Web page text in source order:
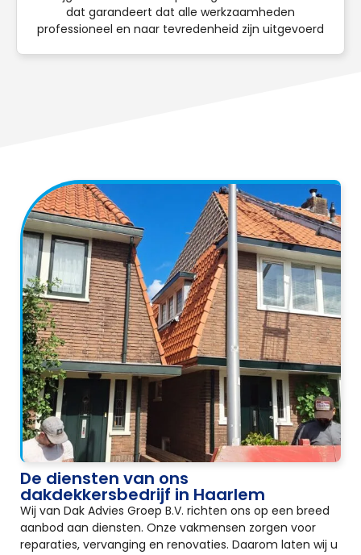
dat garandeert dat alle werkzaamheden
professioneel en naar tevredenheid zijn uitgevoerd
De diensten van ons
dakdekkersbedrijf in Haarlem
Wij van Dak Advies Groep B.V. richten ons op een breed
aanbod aan diensten. Onze vakmensen zorgen voor
reparaties, vervanging en renovaties. Daarom laten wij u